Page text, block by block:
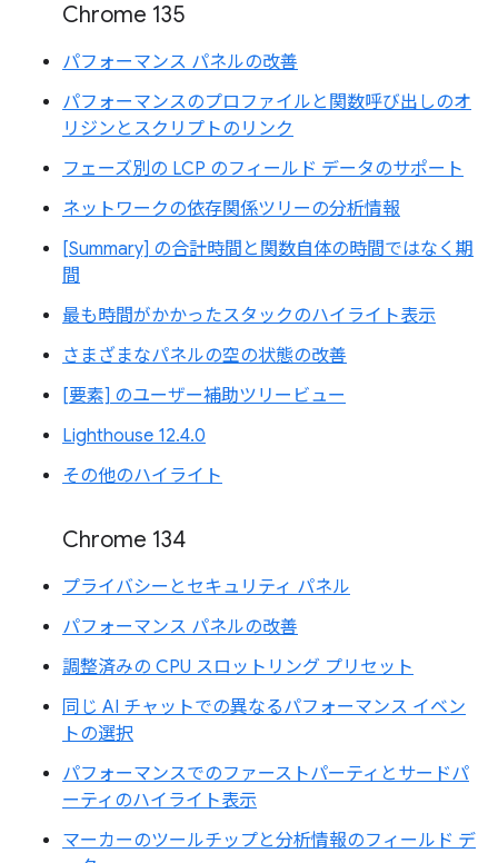
Chrome 135
パフォーマンス パネルの改善
パフォーマンスのプロファイルと関数呼び出しのオ
リジンとスクリプトのリンク
フェーズ別の LCP のフィールド データのサポート
ネットワークの依存関係ツリーの分析情報
[Summary] の合計時間と関数自体の時間ではなく期
間
最も時間がかかったスタックのハイライト表示
さまざまなパネルの空の状態の改善
[要素] のユーザー補助ツリービュー
Lighthouse 12.4.0
その他のハイライト
Chrome 134
プライバシーとセキュリティ パネル
パフォーマンス パネルの改善
調整済みの CPU スロットリング プリセット
同じ AI チャットでの異なるパフォーマンス イベン
トの選択
パフォーマンスでのファーストパーティとサードパ
ーティのハイライト表示
マーカーのツールチップと分析情報のフィールド デ